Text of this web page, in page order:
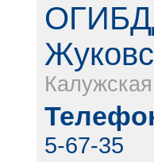
5-67-35